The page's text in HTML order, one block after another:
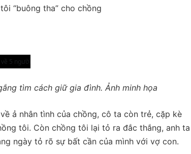
“buông tha” cho chồng
tìm cách giữ gia đình. Ảnh minh họa
ả nhân tình của chồng, cô ta còn trẻ, cặp kè
tôi. Còn chồng tôi lại tỏ ra đắc thắng, anh ta
ngày tỏ rõ sự bất cần của mình với vợ con.